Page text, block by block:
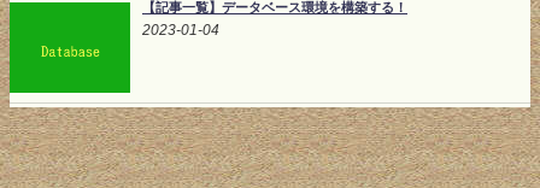
【記事一覧】データベース環境を構築する！
2023-01-04